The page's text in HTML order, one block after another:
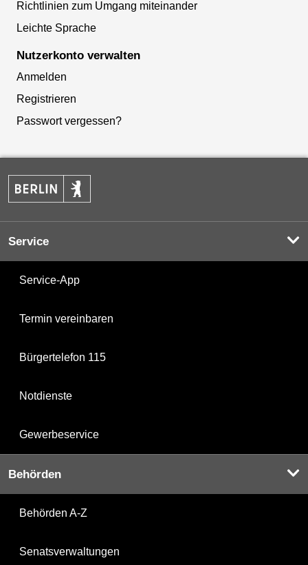
Richtlinien zum Umgang miteinander
Leichte Sprache
Nutzerkonto verwalten
Anmelden
Registrieren
Passwort vergessen?
Service
Service-App
Termin vereinbaren
Bürgertelefon 115
Notdienste
Gewerbeservice
Behörden
Behörden A-Z
Senatsverwaltungen